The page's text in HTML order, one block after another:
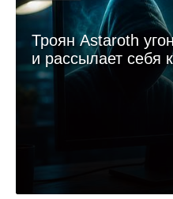
Троян Astaroth
и рассылает себя